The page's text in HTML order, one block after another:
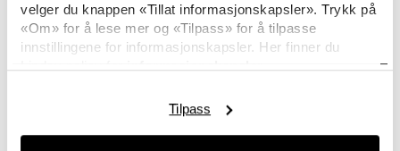
velger du knappen «Tillat informasjonskapsler». Trykk på
«Om» for å lese mer og «Tilpass» for å tilpasse
innstillingene for informasjonskapsler. Her finner du
Tilpass
Hi there. No images available in this category
right now? Not to worry, this space will be filled
want to connect with us, we'd love for you to
in touch.